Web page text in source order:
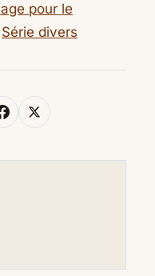
pour le
Série divers